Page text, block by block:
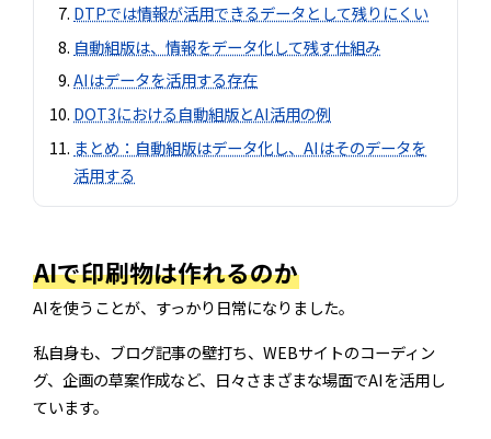
DTPでは情報が活用できるデータとして残りにくい
自動組版は、情報をデータ化して残す仕組み
AIはデータを活用する存在
DOT3における自動組版とAI活用の例
まとめ：自動組版はデータ化し、AIはそのデータを
活用する
AIで印刷物は作れるのか
AIを使うことが、すっかり日常になりました。
私自身も、ブログ記事の壁打ち、WEBサイトのコーディン
グ、企画の草案作成など、日々さまざまな場面でAIを活用し
ています。